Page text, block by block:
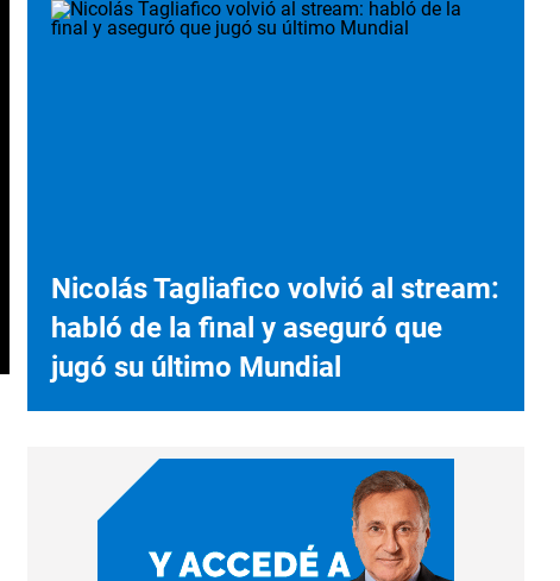
Nicolás Tagliafico volvió al stream:
habló de la final y aseguró que
jugó su último Mundial